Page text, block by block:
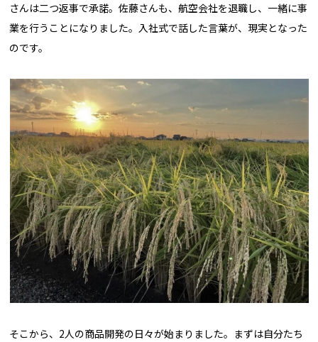
さんは二つ返事で承諾。佐藤さんも、航空会社を退職し、一緒に事
業を行うことになりました。入社式で話した言葉が、現実となった
のです。
そこから、2人の商品開発の日々が始まりました。まずは自分たち